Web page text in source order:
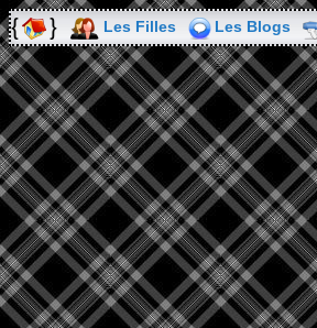
Les Filles Les Blogs